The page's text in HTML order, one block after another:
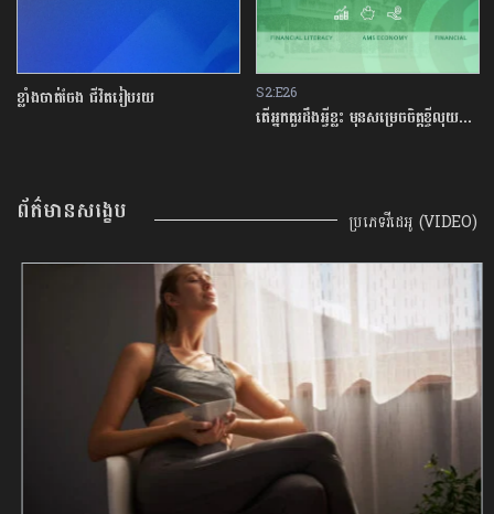
ខ្លាំងចាត់ចែង ជីវិតរៀបរយ S2:E26
តើអ្នកគួរដឹងអ្វីខ្លះ មុនសម្រេចចិត្តខ្ចីលុយនៅធនាគារ?
ព័ត៌មានសង្ខេប ប្រភេទវីដេអូ (VIDEO)